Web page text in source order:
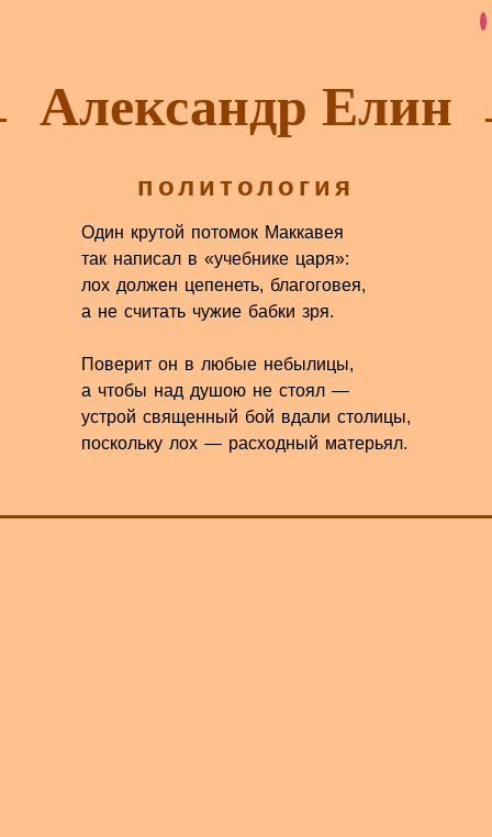
Александр Елин
политология
Один крутой потомок Маккавея
так написал в «учебнике царя»:
лох должен цепенеть, благоговея,
а не считать чужие бабки зря.
Поверит он в любые небылицы,
а чтобы над душою не стоял —
устрой священный бой вдали столицы,
поскольку лох — расходный матерьял.